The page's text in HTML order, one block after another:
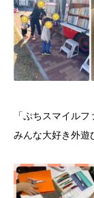
「ぷちスマイル
みんな大好き外遊